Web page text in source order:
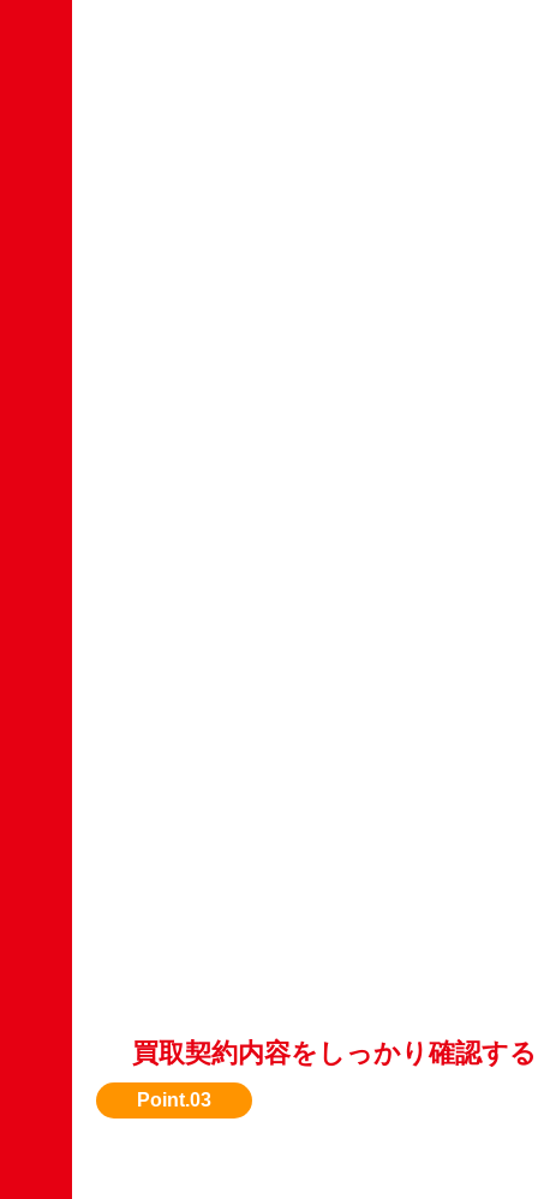
買取契約内容をしっかり確認する
買取価格、支払い日、引き取り方法を事前に